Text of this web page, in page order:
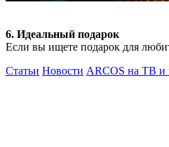
6. Идеальный подарок
Если вы ищете подарок для
Статьи Новости ARCOS на ТВ и